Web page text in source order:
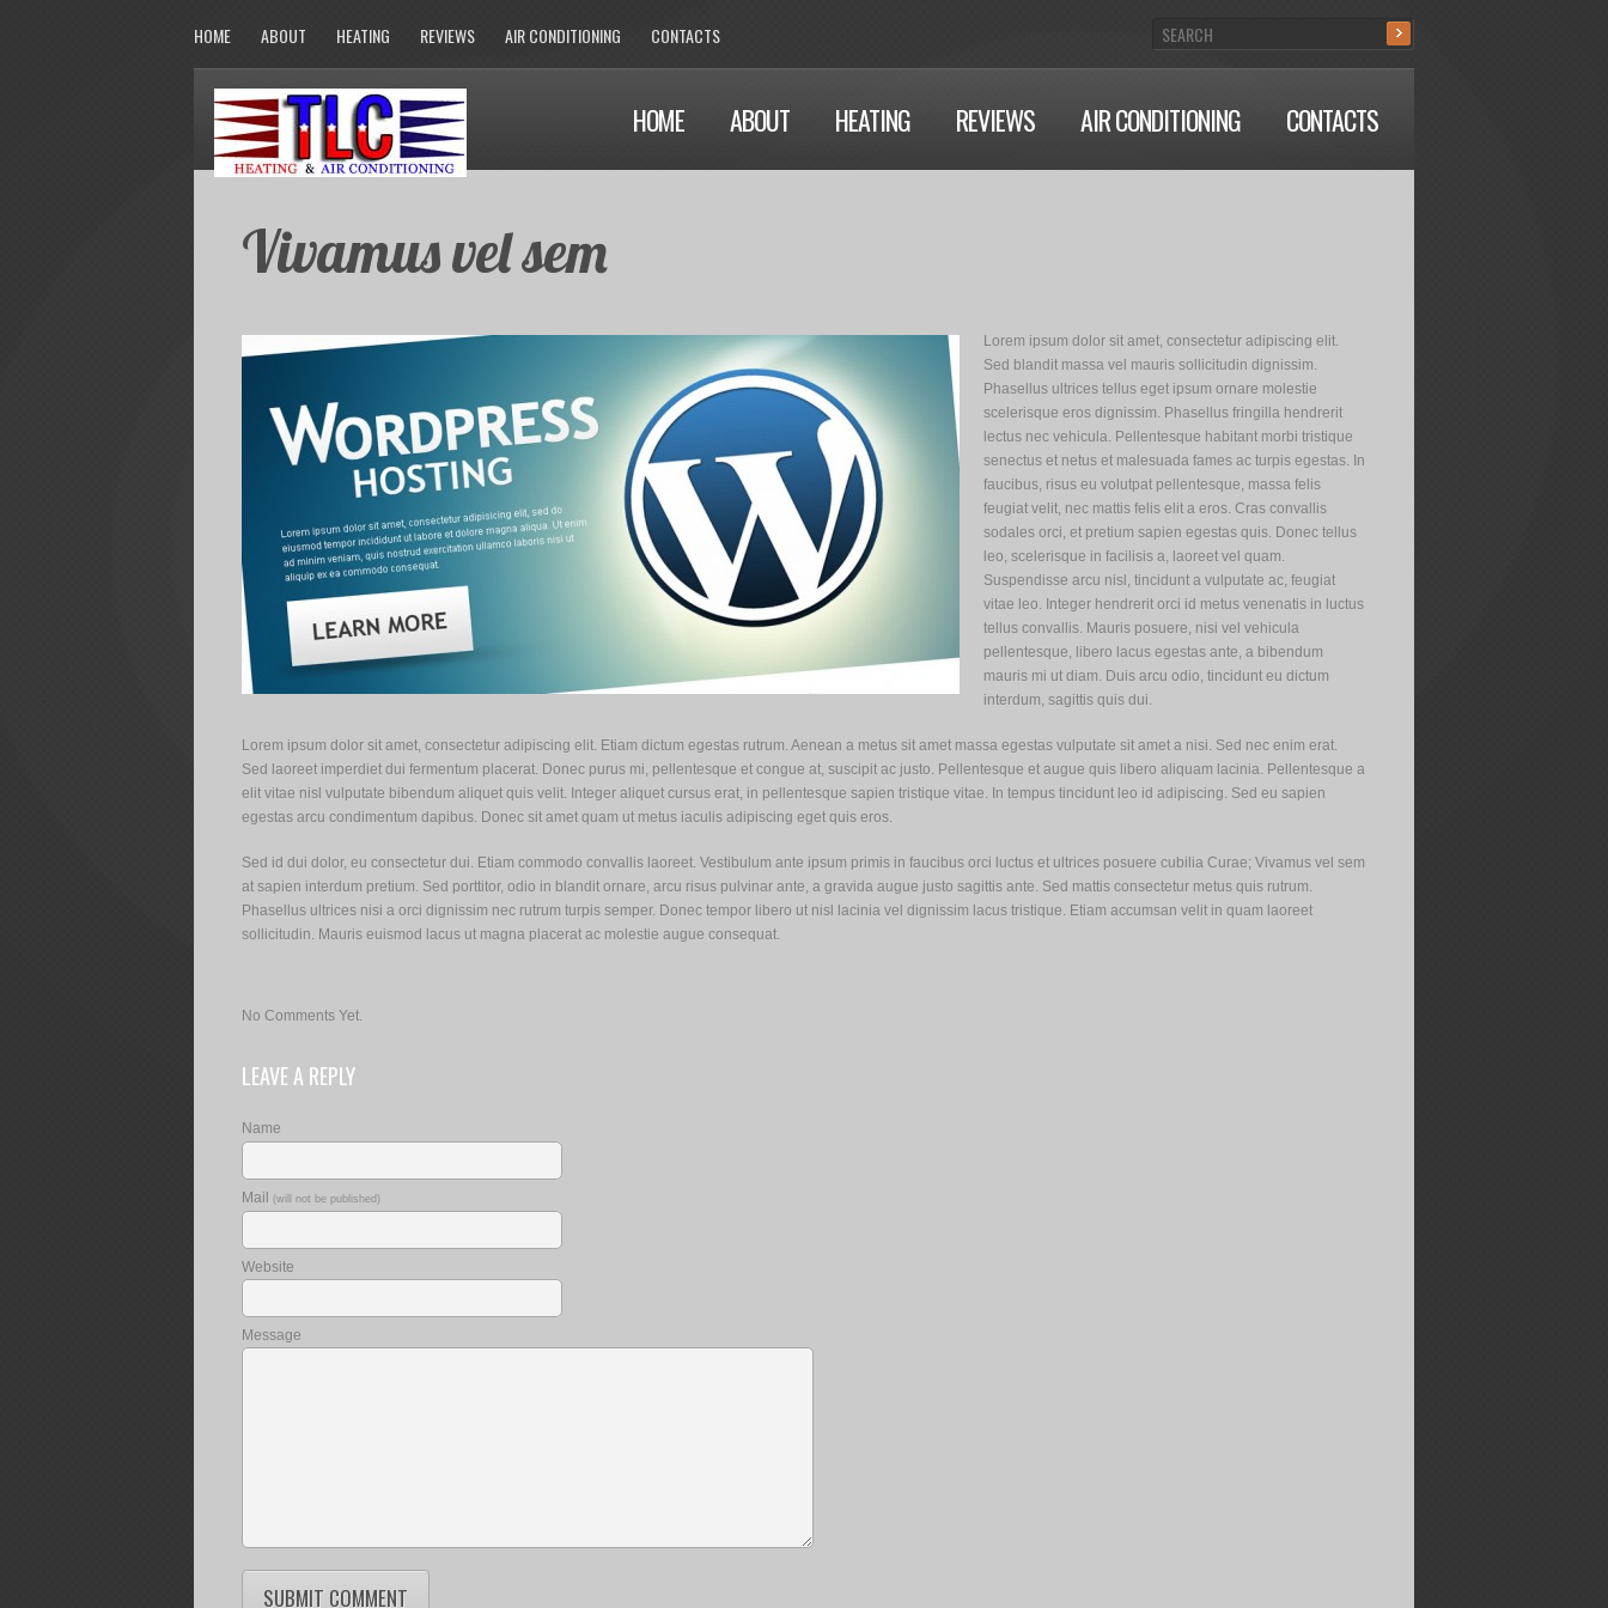
HOME ABOUT HEATING REVIEWS AIR CONDITIONING CONTACTS
HOME ABOUT HEATING REVIEWS AIR CONDITIONING CONTACTS
Vivamus vel sem
Lorem ipsum dolor sit amet, consectetur adipiscing elit.
Sed blandit massa vel mauris sollicitudin dignissim.
Phasellus ultrices tellus eget ipsum ornare molestie
scelerisque eros dignissim. Phasellus fringilla hendrerit
lectus nec vehicula. Pellentesque habitant morbi tristique
senectus et netus et malesuada fames ac turpis egestas. In
faucibus, risus eu volutpat pellentesque, massa felis
feugiat velit, nec mattis felis elit a eros. Cras convallis
sodales orci, et pretium sapien egestas quis. Donec tellus
leo, scelerisque in facilisis a, laoreet vel quam.
Suspendisse arcu nisl, tincidunt a vulputate ac, feugiat
vitae leo. Integer hendrerit orci id metus venenatis in luctus
tellus convallis. Mauris posuere, nisi vel vehicula
pellentesque, libero lacus egestas ante, a bibendum
mauris mi ut diam. Duis arcu odio, tincidunt eu dictum
interdum, sagittis quis dui.
Lorem ipsum dolor sit amet, consectetur adipiscing elit. Etiam dictum egestas rutrum. Aenean a metus sit amet massa egestas vulputate sit amet a nisi. Sed nec enim erat.
Sed laoreet imperdiet dui fermentum placerat. Donec purus mi, pellentesque et congue at, suscipit ac justo. Pellentesque et augue quis libero aliquam lacinia. Pellentesque a
elit vitae nisl vulputate bibendum aliquet quis velit. Integer aliquet cursus erat, in pellentesque sapien tristique vitae. In tempus tincidunt leo id adipiscing. Sed eu sapien
egestas arcu condimentum dapibus. Donec sit amet quam ut metus iaculis adipiscing eget quis eros.
Sed id dui dolor, eu consectetur dui. Etiam commodo convallis laoreet. Vestibulum ante ipsum primis in faucibus orci luctus et ultrices posuere cubilia Curae; Vivamus vel sem
at sapien interdum pretium. Sed porttitor, odio in blandit ornare, arcu risus pulvinar ante, a gravida augue justo sagittis ante. Sed mattis consectetur metus quis rutrum.
Phasellus ultrices nisi a orci dignissim nec rutrum turpis semper. Donec tempor libero ut nisl lacinia vel dignissim lacus tristique. Etiam accumsan velit in quam laoreet
sollicitudin. Mauris euismod lacus ut magna placerat ac molestie augue consequat.
No Comments Yet.
LEAVE A REPLY
Name
Mail (will not be published)
Website
Message